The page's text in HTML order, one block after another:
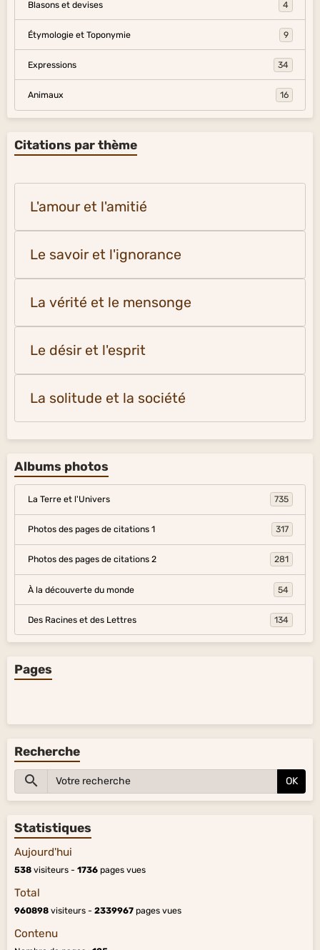
Blasons et devises 4
Étymologie et Toponymie 9
Expressions 34
Animaux 16
Citations par thème
L'amour et l'amitié
Le savoir et l'ignorance
La vérité et le mensonge
Le désir et l'esprit
La solitude et la société
Albums photos
La Terre et l'Univers 735
Photos des pages de citations 1 317
Photos des pages de citations 2 281
À la découverte du monde 54
Des Racines et des Lettres 134
Pages
Recherche
OK
Statistiques
Aujourd'hui
538 visiteurs - 1736 pages vues
Total
960898 visiteurs - 2339967 pages vues
Contenu